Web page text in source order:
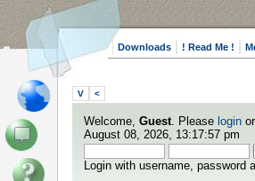
Downloads ! Read Me !
V <
Welcome, Guest. Please login or
August 08, 2026, 13:17:57 pm
Login with username, password